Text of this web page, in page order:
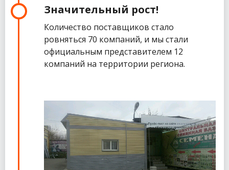
Значительный рост!
Количество поставщиков стало
ровняться 70 компаний, и мы стали
официальным представителем 12
компаний на территории региона.